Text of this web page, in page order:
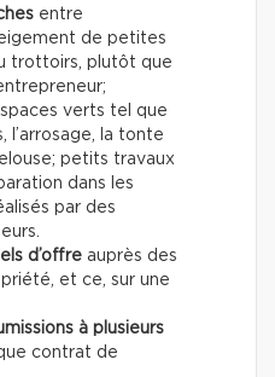
entre
de petites
trottoirs, plutôt que
verts tel que
l’arrosage, la tonte
petits travaux
dans les
par des
d’offre auprès des
et ce, sur une
à plusieurs
contrat de